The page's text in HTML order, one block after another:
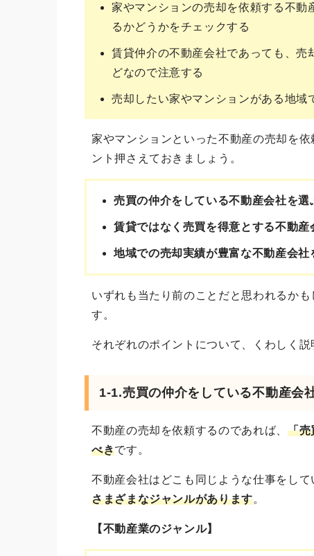
家やマンションの売却を依頼する不動
るかどうかをチェックする
賃貸仲介の不動産会社であっても、売
どなので注意する
売却したい家やマンションがある地域
家やマンションといった不動産の売却を
ント押さえておきましょう。
売買の仲介をしている不動産会社を選
賃貸ではなく売買を得意とする不動産
地域での売却実績が豊富な不動産会社
いずれも当たり前のことだと思われるか
す。
それぞれのポイントについて、くわしく説
1-1.売買の仲介をしている不動産会
不動産の売却を依頼するのであれば、 「売
べきです。
不動産会社はどこも同じような仕事をして
さまざまなジャンルがあります。
【不動産業のジャンル】